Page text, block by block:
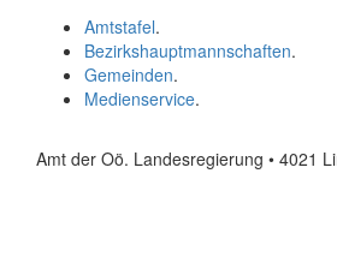
Amtstafel.
Bezirkshauptmannschaften.
Gemeinden.
Medienservice.
Amt der Oö. Landesregierung • 4021